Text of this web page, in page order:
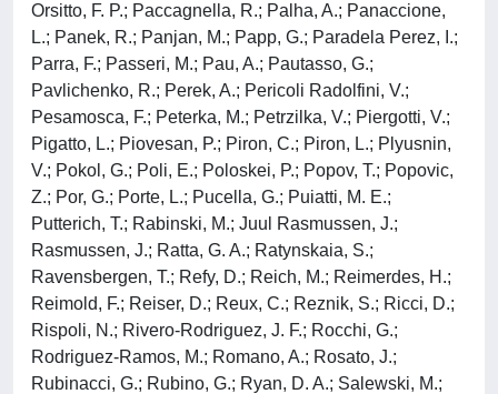
Orsitto, F. P.; Paccagnella, R.; Palha, A.; Panaccione,
L.; Panek, R.; Panjan, M.; Papp, G.; Paradela Perez, I.;
Parra, F.; Passeri, M.; Pau, A.; Pautasso, G.;
Pavlichenko, R.; Perek, A.; Pericoli Radolfini, V.;
Pesamosca, F.; Peterka, M.; Petrzilka, V.; Piergotti, V.;
Pigatto, L.; Piovesan, P.; Piron, C.; Piron, L.; Plyusnin,
V.; Pokol, G.; Poli, E.; Poloskei, P.; Popov, T.; Popovic,
Z.; Por, G.; Porte, L.; Pucella, G.; Puiatti, M. E.;
Putterich, T.; Rabinski, M.; Juul Rasmussen, J.;
Rasmussen, J.; Ratta, G. A.; Ratynskaia, S.;
Ravensbergen, T.; Refy, D.; Reich, M.; Reimerdes, H.;
Reimold, F.; Reiser, D.; Reux, C.; Reznik, S.; Ricci, D.;
Rispoli, N.; Rivero-Rodriguez, J. F.; Rocchi, G.;
Rodriguez-Ramos, M.; Romano, A.; Rosato, J.;
Rubinacci, G.; Rubino, G.; Ryan, D. A.; Salewski, M.;